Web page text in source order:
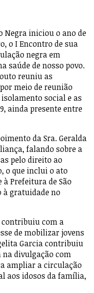
Negra iniciou o ano de
o I Encontro de sua
negra em
saúde de nosso povo.
reuniu as
meio de reunião
social e as
ainda presente entre
da Sra. Geralda
falando sobre a
pelo direito ao
o que inclui o ato
Prefeitura de São
à gratuidade no
contribuiu com a
de mobilizar jovens
Garcia contribuiu
na divulgação com
ampliar a circulação
aos idosos da família,